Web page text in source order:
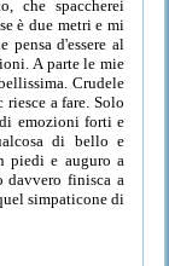
che spaccherei
è due metri e mi
d'essere al
A parte le mie
Crudele
a fare. Solo
emozioni forti e
di bello e
piedi e auguro a
davvero finisca a
simpaticone di